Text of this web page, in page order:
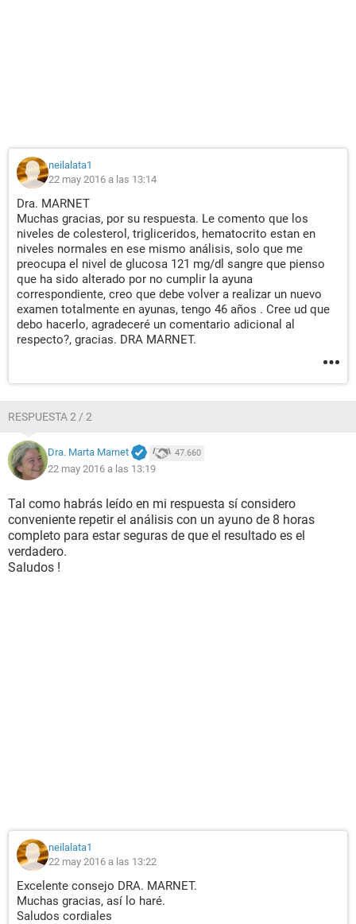
neilalata1
22 may 2016 a las 13:14
Dra. MARNET
Muchas gracias, por su respuesta. Le comento que los
niveles de colesterol, trigliceridos, hematocrito estan en
niveles normales en ese mismo análisis, solo que me
preocupa el nivel de glucosa 121 mg/dl sangre que pienso
que ha sido alterado por no cumplir la ayuna
correspondiente, creo que debe volver a realizar un nuevo
examen totalmente en ayunas, tengo 46 años . Cree ud que
debo hacerlo, agradeceré un comentario adicional al
respecto?, gracias. DRA MARNET.
RESPUESTA 2 / 2
Dra. Marta Marnet 47.660
22 may 2016 a las 13:19
Tal como habrás leído en mi respuesta sí considero
conveniente repetir el análisis con un ayuno de 8 horas
completo para estar seguras de que el resultado es el
verdadero.
Saludos !
neilalata1
22 may 2016 a las 13:22
Excelente consejo DRA. MARNET.
Muchas gracias, así lo haré.
Saludos cordiales